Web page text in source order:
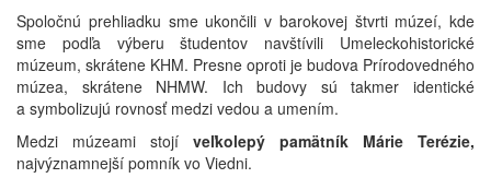
Spoločnú prehliadku sme ukončili v barokovej štvrti múzeí, kde
sme podľa výberu študentov navštívili Umeleckohistorické
múzeum, skrátene KHM. Presne oproti je budova Prírodovedného
múzea, skrátene NHMW. Ich budovy sú takmer identické
a symbolizujú rovnosť medzi vedou a umením.
Medzi múzeami stojí veľkolepý pamätník Márie Terézie,
najvýznamnejší pomník vo Viedni.